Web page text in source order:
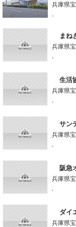
兵庫県
-
まね
兵庫県
-
生活
兵庫県
-
サン
兵庫県
-
阪急
兵庫県
-
ダイ
兵庫県